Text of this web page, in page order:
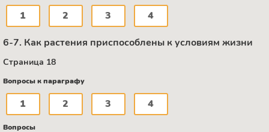
1 2 3 4
6-7. Как растения приспособлены к условиям жизни
Страница 18
Вопросы к параграфу
1 2 3 4
Вопросы